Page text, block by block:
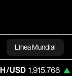
Línea Mundial
Bloomberg
+0.09%